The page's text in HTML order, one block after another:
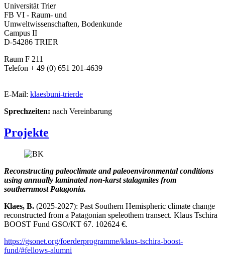
Universität Trier
FB VI - Raum- und
Umweltwissenschaften, Bodenkunde
Campus II
D-54286 TRIER
Raum F 211
Telefon + 49 (0) 651 201-4639
E-Mail: klaesbuni-trierde
Sprechzeiten: nach Vereinbarung
Projekte
Reconstructing paleoclimate and paleoenvironmental conditions
using annually laminated non-karst stalagmites from
southernmost Patagonia.
Klaes, B. (2025-2027): Past Southern Hemispheric climate change
reconstructed from a Patagonian speleothem transect. Klaus Tschira
BOOST Fund GSO/KT 67. 102624 €.
https://gsonet.org/foerderprogramme/klaus-tschira-boost-
fund/#fellows-alumni